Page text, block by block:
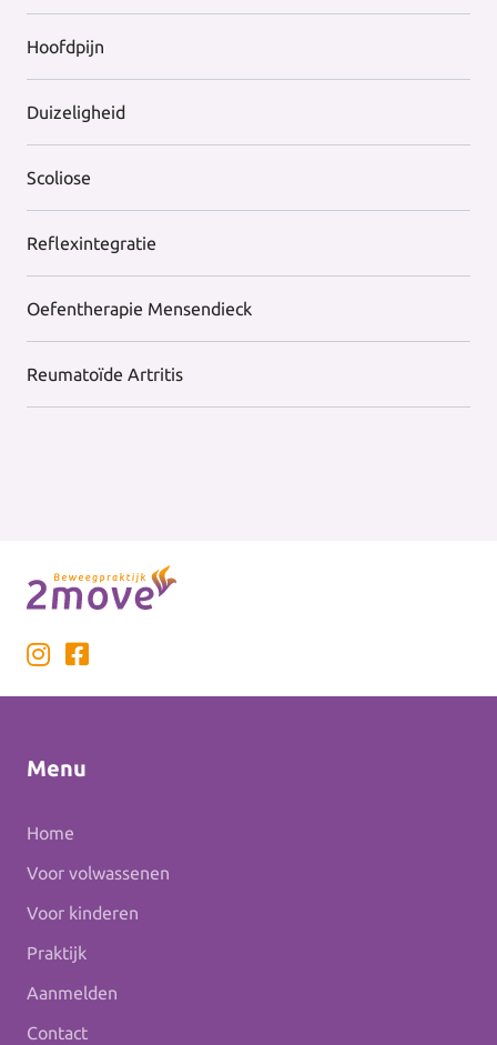
Hoofdpijn
Duizeligheid
Scoliose
Reflexintegratie
Oefentherapie Mensendieck
Reumatoïde Artritis
Menu
Home
Voor volwassenen
Voor kinderen
Praktijk
Aanmelden
Contact